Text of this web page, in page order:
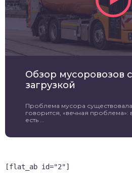
Обзор мусоровозов
загрузкой
Проблема мусора существовала
говорится, «вечная проблема»:
есть ...
[flat_ab id="2"]